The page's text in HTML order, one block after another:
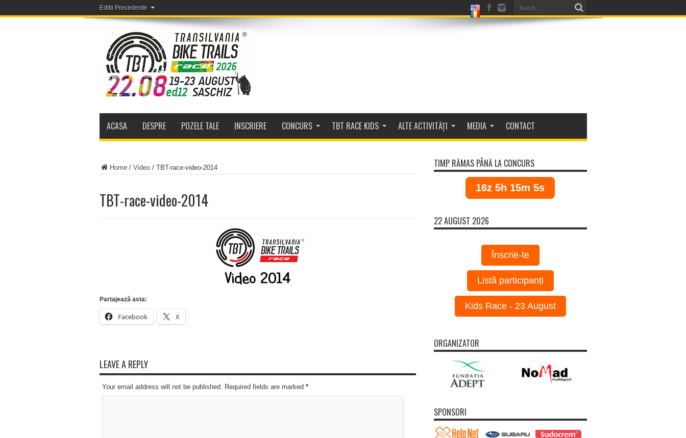
Editii Precedente
ACASA DESPRE POZELE TALE INSCRIERE CONCURS TBT RACE KIDS ALTE ACTIVITĂȚI MEDIA CONTACT
Home/ Video/ TBT-race-video-2014
TBT-race-video-2014
Partajează asta:
Facebook X
LEAVE A REPLY
Your email address will not be published. Required fields are marked *
TIMP RĂMAS PÂNĂ LA CONCURS
16z 5h 15m 5s
22 AUGUST 2026
Înscrie-te
Listă participanți
Kids Race - 23 August
ORGANIZATOR
SPONSORI